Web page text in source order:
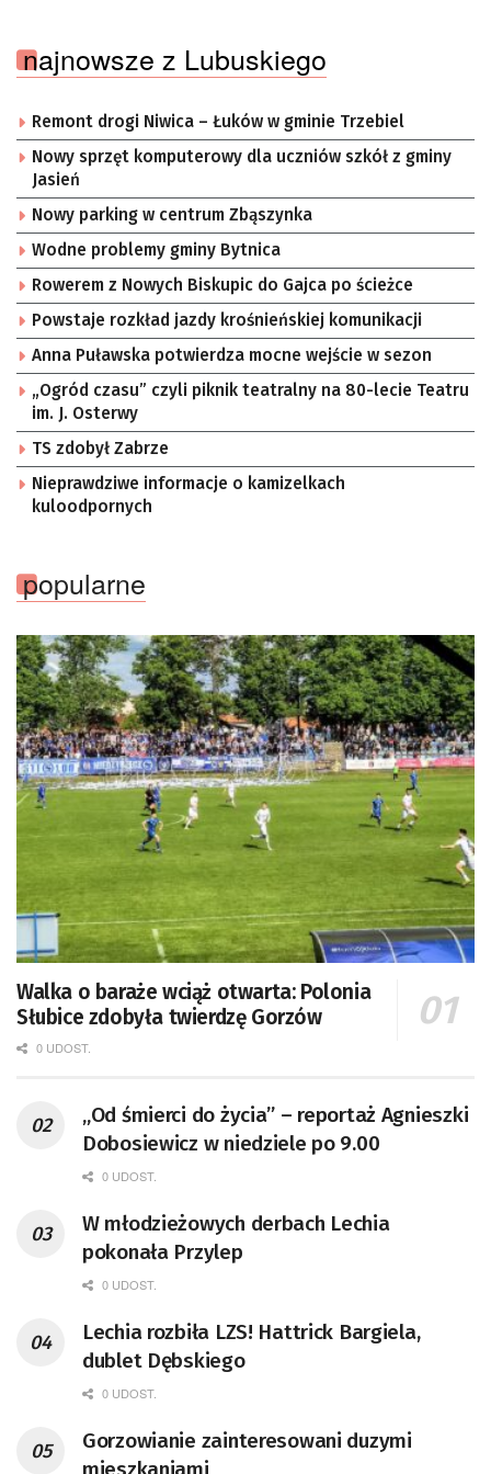
najnowsze z Lubuskiego
Remont drogi Niwica – Łuków w gminie Trzebiel
Nowy sprzęt komputerowy dla uczniów szkół z gminy
Jasień
Nowy parking w centrum Zbąszynka
Wodne problemy gminy Bytnica
Rowerem z Nowych Biskupic do Gajca po ścieżce
Powstaje rozkład jazdy krośnieńskiej komunikacji
Anna Puławska potwierdza mocne wejście w sezon
„Ogród czasu” czyli piknik teatralny na 80-lecie Teatru
im. J. Osterwy
TS zdobył Zabrze
Nieprawdziwe informacje o kamizelkach
kuloodpornych
popularne
Walka o baraże wciąż otwarta: Polonia
Słubice zdobyła twierdzę Gorzów
0 UDOST.
„Od śmierci do życia” – reportaż Agnieszki
Dobosiewicz w niedziele po 9.00
0 UDOST.
W młodzieżowych derbach Lechia
pokonała Przylep
0 UDOST.
Lechia rozbiła LZS! Hattrick Bargiela,
dublet Dębskiego
0 UDOST.
Gorzowianie zainteresowani duzymi
mieszkaniami